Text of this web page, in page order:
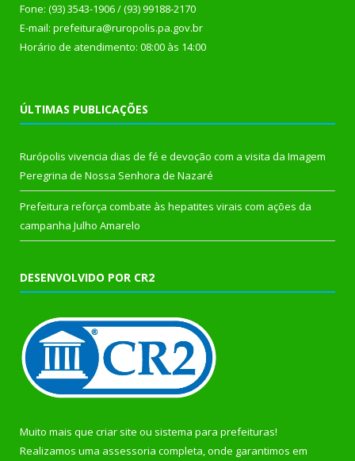
Fone: (93) 3543-1906 / (93) 99188-2170
E-mail: prefeitura@ruropolis.pa.gov.br
Horário de atendimento: 08:00 às 14:00
ÚLTIMAS PUBLICAÇÕES
Rurópolis vivencia dias de fé e devoção com a visita da Imagem
Peregrina de Nossa Senhora de Nazaré
Prefeitura reforça combate às hepatites virais com ações da
campanha Julho Amarelo
DESENVOLVIDO POR CR2
Muito mais que criar site ou sistema para prefeituras!
Realizamos uma assessoria completa, onde garantimos em